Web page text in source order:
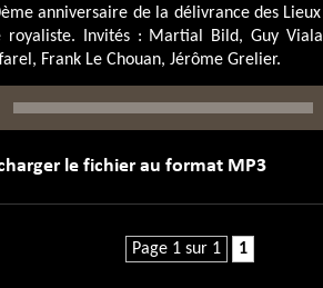
anniversaire de la délivrance des
royaliste. Invités : Martial Bild, Guy
Frank Le Chouan, Jérôme Grelier.
Page 1 sur 1 1